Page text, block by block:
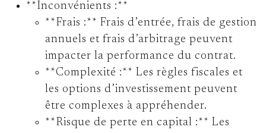
**Inconvénients :**
**Frais :** Frais d’entrée, frais de gestion
annuels et frais d’arbitrage peuvent
impacter la performance du contrat.
**Complexité :** Les règles fiscales et
les options d’investissement peuvent
être complexes à appréhender.
**Risque de perte en capital :** Les